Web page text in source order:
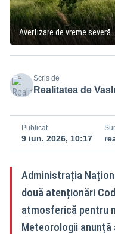
Avertizare de vreme severă
Scris de
Realitatea de
Publicat
9 iun. 2026, 10:17
Administrația
două atenționări
atmosferică pentru
Meteorologii